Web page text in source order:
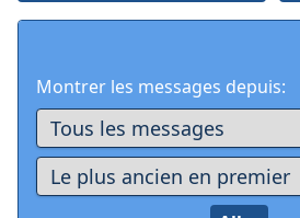
Montrer les messages depuis: